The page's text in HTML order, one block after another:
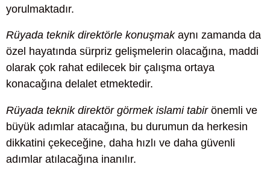
yorulmaktadır.
Rüyada teknik direktörle konuşmakaynı zamanda da
özel hayatında sürpriz gelişmelerin olacağına, maddi
olarak çok rahat edilecek bir çalışma ortaya
konacağına delalet etmektedir.
Rüyada teknik direktör görmek islami tabirönemli ve
büyük adımlar atacağına, bu durumun da herkesin
dikkatini çekeceğine, daha hızlı ve daha güvenli
adımlar atılacağına inanılır.